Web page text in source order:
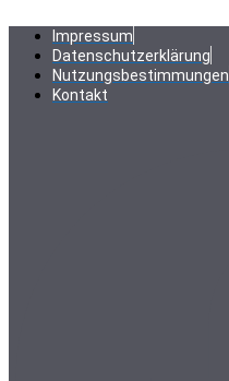
Inhalt
springen
Impressum
Datenschutzerklärung
Nutzungsbestimmungen
Kontakt